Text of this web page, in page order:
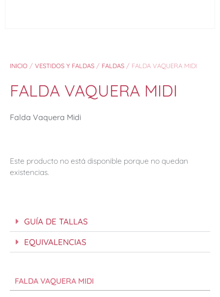
INICIO / VESTIDOS Y FALDAS / FALDAS / FALDA VAQUERA MIDI
FALDA VAQUERA MIDI
Falda Vaquera Midi
Este producto no está disponible porque no quedan
existencias.
GUÍA DE TALLAS
EQUIVALENCIAS
FALDA VAQUERA MIDI